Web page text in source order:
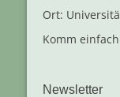
Ort:
Komm
Newsletter